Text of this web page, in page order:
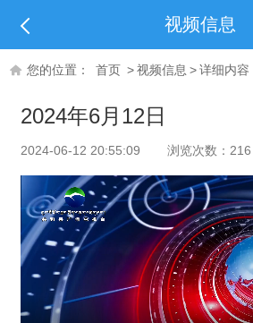
视频信息
您的位置： 首页 >视频信息 >详细内容
2024年6月12日
2024-06-12 20:55:09 浏览次数： 216